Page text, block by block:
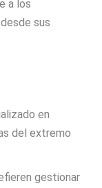
a los
sus
en
del extremo
gestionar